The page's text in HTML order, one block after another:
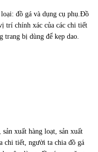
đồ gá và dụng cụ phụ.Đồ
trí chính xác của các chi tiết
trang bị dùng để kẹp dao.
xuất hàng loạt, sản xuất
chi tiết, người ta chia đồ gá